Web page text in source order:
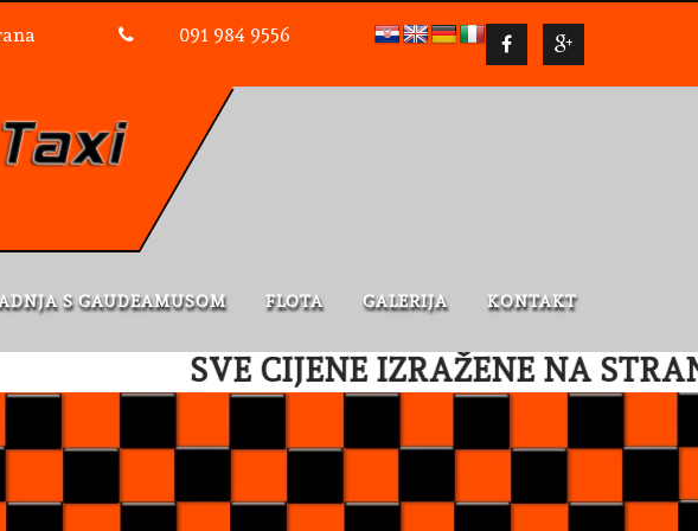
091 984 9556
S GAUDEAMUSOM FLOTA GALERIJA KONTAKT
SVE CIJENE IZRAŽENE NA